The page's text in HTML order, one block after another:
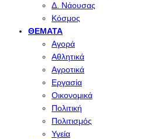
Δ. Νάουσας
Κόσμος
ΘΈΜΑΤΑ
Αγορά
Αθλητικά
Αγροτικά
Εργασία
Οικονομικά
Πολιτική
Πολιτισμός
Υγεία